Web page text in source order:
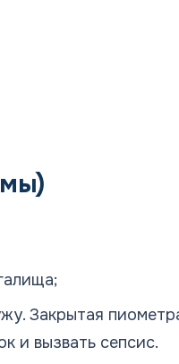
Закрытая
и вызвать сепсис.